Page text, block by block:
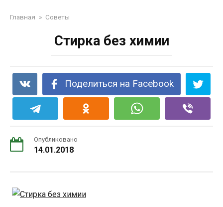
Главная » Советы
Стирка без химии
Поделиться на Facebook
Опубликовано
14.01.2018